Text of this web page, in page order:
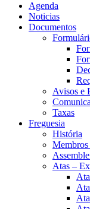
Agenda
Noticias
Documentos
Avisos e
Taxas
Freguesia
História
Atas –